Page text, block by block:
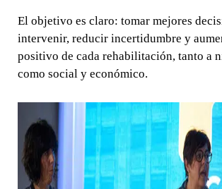
El objetivo es claro: tomar mejores
intervenir, reducir incertidumbre y
positivo de cada rehabilitación, tanto a
como social y económico.